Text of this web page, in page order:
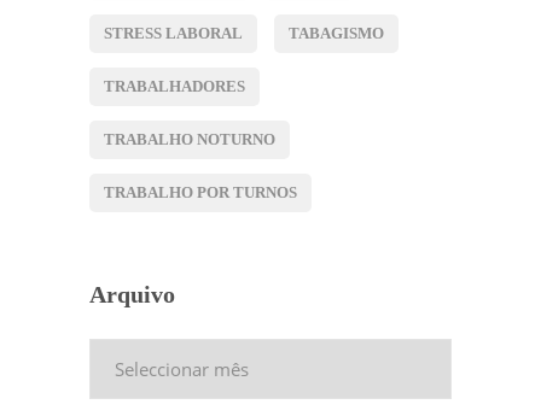
STRESS LABORAL TABAGISMO
TRABALHADORES
TRABALHO NOTURNO
TRABALHO POR TURNOS
Arquivo